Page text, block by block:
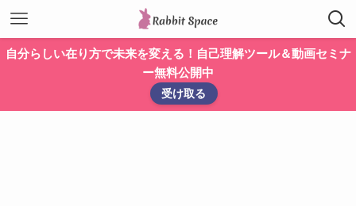
自分らしい在り方で未来を変える！自己理解ツール＆動画セミナ
ー無料公開中
受け取る